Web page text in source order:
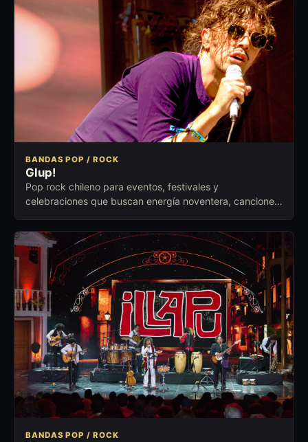
BANDAS POP / ROCK
Glup!
Pop rock chileno para eventos, festivales y
celebraciones que buscan energía noventera, canciones
BANDAS POP / ROCK